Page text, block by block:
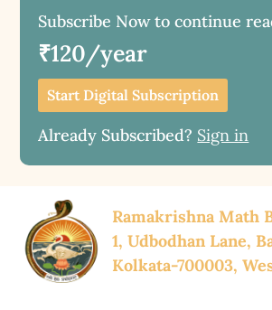
Subscribe Now to continue
₹120/year
Start Digital Subscription
Already Subscribed? Sign in
Ramakrishna Math
1, Udbodhan Lane,
Kolkata-700003,